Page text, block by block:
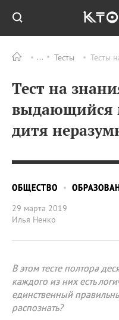
Тесты Тесты
Тест на
выдающийся
дитя
ОБЩЕСТВО
29 марта 2019
Илья Ненко
В этом тесте полтора
каждого из них есть
единственный
распознать?